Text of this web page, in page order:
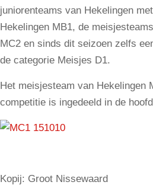
juniorenteams van Hekelingen
Hekelingen MB1, de
MC2 en sinds dit seizoen zelfs
de categorie Meisjes D1.
Het meisjesteam van Hekelingen
competitie is ingedeeld in de
Kopij: Groot Nissewaard